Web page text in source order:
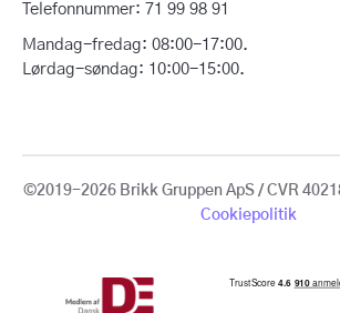
Telefonnummer: 71 99 98 91
Mandag-fredag: 08:00-17:00.
Lørdag-søndag: 10:00-15:00.
©2019-2026 Brikk Gruppen ApS / CVR
Cookiepolitik